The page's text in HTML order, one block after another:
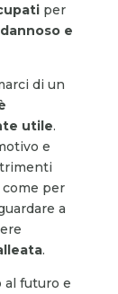
per
e
di un
utile.
e
per
a
.
al futuro e